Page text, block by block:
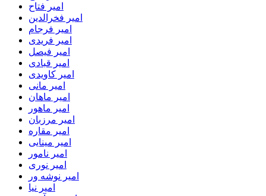
امیر فتاح
امیر فخرالدین
امیر فرجام
امیر فریدی
امیر فیصل
امیر قبادی
امیر کاویدی
امیر مانی
امیر ماهان
امیر ماهور
امیر مرزبان
امیر مقاره
امیر مینایی
امیر نامور
امیر نوری
امیر نوشه ور
امیر نیا